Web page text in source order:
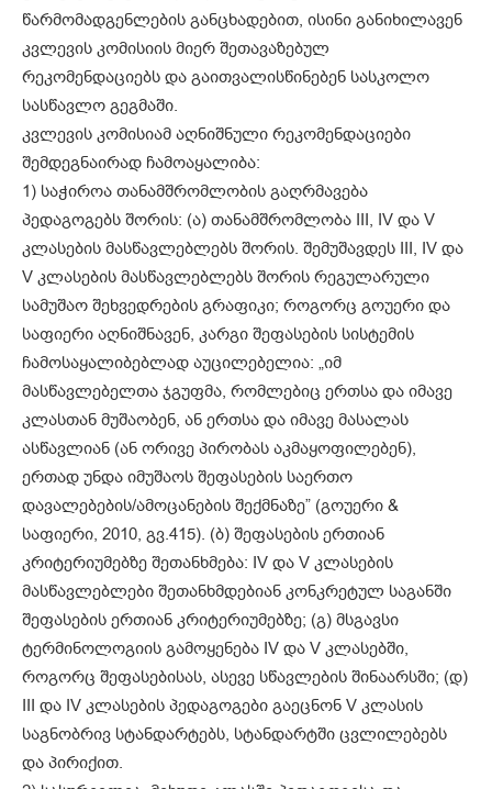
წარმომადგენლების განცხადებით, ისინი განიხილავენ
კვლევის კომისიის მიერ შეთავაზებულ
რეკომენდაციებს და გაითვალისწინებენ სასკოლო
სასწავლო გეგმაში.
კვლევის კომისიამ აღნიშნული რეკომენდაციები
შემდეგნაირად ჩამოაყალიბა:
1) საჭიროა თანამშრომლობის გაღრმავება
პედაგოგებს შორის: (ა) თანამშრომლობა III, IV და V
კლასების მასწავლებლებს შორის. შემუშავდეს III, IV და
V კლასების მასწავლებლებს შორის რეგულარული
სამუშაო შეხვედრების გრაფიკი; როგორც გოუერი და
საფიერი აღნიშნავენ, კარგი შეფასების სისტემის
ჩამოსაყალიბებლად აუცილებელია: „იმ
მასწავლებელთა ჯგუფმა, რომლებიც ერთსა და იმავე
კლასთან მუშაობენ, ან ერთსა და იმავე მასალას
ასწავლიან (ან ორივე პირობას აკმაყოფილებენ),
ერთად უნდა იმუშაოს შეფასების საერთო
დავალებების/ამოცანების შექმნაზე” (გოუერი &
საფიერი, 2010, გვ.415). (ბ) შეფასების ერთიან
კრიტერიუმებზე შეთანხმება: IV და V კლასების
მასწავლებლები შეთანხმდებიან კონკრეტულ საგანში
შეფასების ერთიან კრიტერიუმებზე; (გ) მსგავსი
ტერმინოლოგიის გამოყენება IV და V კლასებში,
როგორც შეფასებისას, ასევე სწავლების შინაარსში; (დ)
III და IV კლასების პედაგოგები გაეცნონ V კლასის
საგნობრივ სტანდარტებს, სტანდარტში ცვლილებებს
და პირიქით.